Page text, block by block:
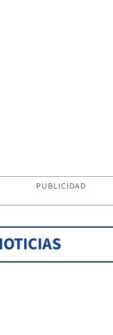
PUBLICIDAD